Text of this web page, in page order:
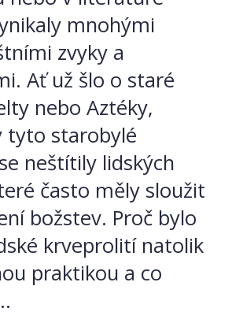
mnohými
zvyky a
Ať už šlo o staré
nebo Aztéky,
tyto starobylé
neštítily lidských
často měly sloužit
božstev. Proč bylo
krveprolití natolik
praktikou a co